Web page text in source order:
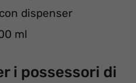
dispenser
ml
i possessori di